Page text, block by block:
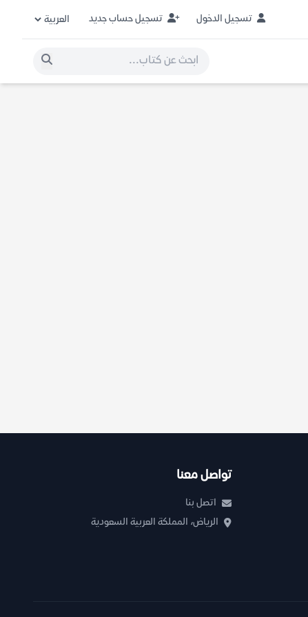
تسجيل الدخول تسجيل حساب جديد
تواصل معنا
اتصل بنا
الرياض، المملكة العربية السعودية